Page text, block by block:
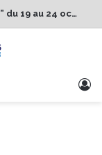
1er Édition de “La Semaine des Chefs” du 19 au 24 octobre 2026